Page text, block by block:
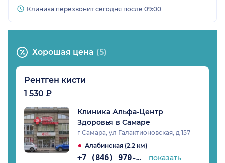
Клиника перезвонит сегодня после 09:00
Хорошая цена (5)
Рентген кисти
1 530 ₽
Клиника Альфа-Центр
Здоровья в Самаре
г Самара, ул Галактионовская, д 157
Алабинская (2.2 км)
+7 (846) 970-74-07 показать